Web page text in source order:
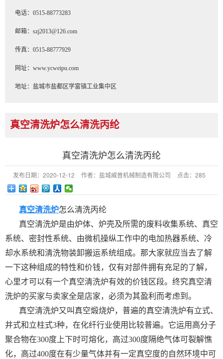
电话：0515-88773283
邮箱：szj2013@126.com
传真：0515-88777929
网址：www.ycweipu.com
地址：盐城市盐都区学富镇工业集中区
真空清洗炉怎么清洗丙纶
首 页 >>新闻中心
真空清洗炉怎么清洗丙纶
发布日期： 2020-12-12 作者： 盐城威普机械制造有限公司 点击： 285
真空清洗炉怎么清洗丙纶
真空清洗炉是由炉体、炉壳及所需的废料收集系统、真空
系统、密封性系统、由微机操纵工作中的电加热器系统、冷
却水系统和清洗物装卸搬运系统组成。那大家就应当去了解
一下这种组成的特性和价钱，仅有对部件拥有充足的了解，
心里才可以有一个真空清洗炉有效的价钱区段。终究真空清
洗炉的买家与卖家全是店家，必须为其盈利而考虑到。
真空清洗炉又叫真空煅烧炉，普遍的真空清洗炉有立式、
井式和立柱式3种，在化纤行业使用比较普遍。它运用高分子
聚合物在300度上下时可熔化，高过300度隔绝气体可裂解憔
化，高过400度在有少量气体并有一定真空度的自然环境中可